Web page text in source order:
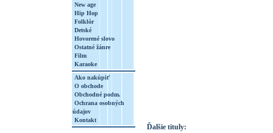
New age
Hip Hop
Folklór
Detské
Hovorené slovo
Ostatné žánre
Film
Karaoke
Ako nakúpiť
O obchode
Obchodné podm.
Ochrana osobných
údajov
Kontakt
Ďalšie tituly: